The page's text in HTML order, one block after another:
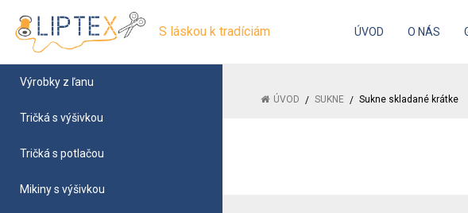
S láskou k tradíciám ÚVOD O NÁS
Výrobky z ľanu
Tričká s výšivkou
Tričká s potlačou
Mikiny s výšivkou
ÚVOD SUKNE Sukne skladané krátke